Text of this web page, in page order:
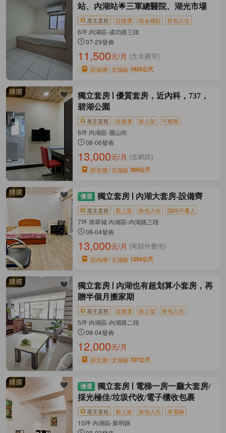
站、內湖站🌟三軍總醫院、湖光市場
屋主直租 近捷運 租金補貼 拎包入住
6坪 內湖區-成功路三段
07-29發佈
11,500元/月 (含水費等)
距葫洲 文湖線 1925公尺
獨立套房
優質套房，近內科，737，
碧湖公園
屋主直租 近捷運 新上架 可報稅
6坪 內湖區-麗山街
08-06發佈
13,000元/月 (含網路)
距文德 文湖線 360公尺
獨立套房 內湖大套房-設備齊
屋主直租 新上架 拎包入住 隨時可遷入
7坪 翡翠城 內湖區-內湖路三段
08-04發佈
13,000元/月 (有額外費用)
距內湖 文湖線 1254公尺
獨立套房
內湖也有超划算小套房，再
贈半個月搬家期
屋主直租 近捷運 新上架 拎包入住
5坪 內湖區-內湖路二段
08-04發佈
12,000元/月
距文德 文湖線 727公尺
獨立套房
電梯一房一廳大套房/
採光極佳/垃圾代收/電子櫃收包裹
屋主直租 新上架 拎包入住 有電梯
10坪 內湖區-新明路